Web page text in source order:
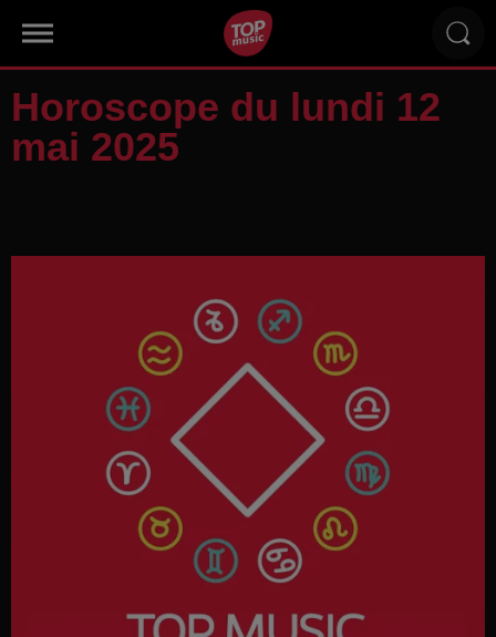
Horoscope du lundi 12
mai 2025